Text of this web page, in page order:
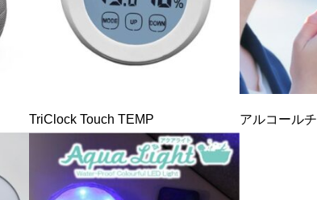
TriClock Touch TEMP アルコール